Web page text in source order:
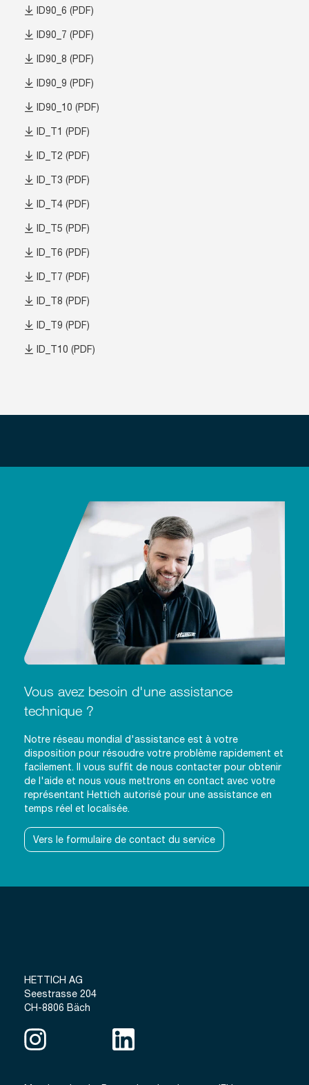
ID90_6 (PDF)
ID90_7 (PDF)
ID90_8 (PDF)
ID90_9 (PDF)
ID90_10 (PDF)
ID_T1 (PDF)
ID_T2 (PDF)
ID_T3 (PDF)
ID_T4 (PDF)
ID_T5 (PDF)
ID_T6 (PDF)
ID_T7 (PDF)
ID_T8 (PDF)
ID_T9 (PDF)
ID_T10 (PDF)
Vous avez besoin d'une assistance
technique ?
Notre réseau mondial d'assistance est à votre
disposition pour résoudre votre problème rapidement et
facilement. Il vous suffit de nous contacter pour obtenir
de l'aide et nous vous mettrons en contact avec votre
représentant Hettich autorisé pour une assistance en
temps réel et localisée.
Vers le formulaire de contact du service
HETTICH AG
Seestrasse 204
CH-8806 Bäch